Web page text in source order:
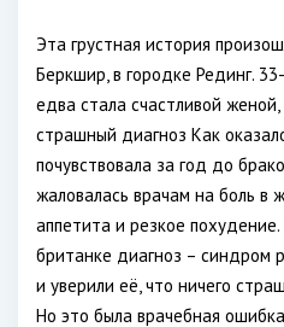
Эта грустная история
Беркшир, в городке Рединг.
едва стала счастливой женой,
страшный диагноз Как
почувствовала за год до
жаловалась врачам на боль в
аппетита и резкое
британке диагноз – синдром
и уверили её, что ничего
Но это была врачебная